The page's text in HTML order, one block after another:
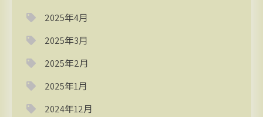
2025年4月
2025年3月
2025年2月
2025年1月
2024年12月